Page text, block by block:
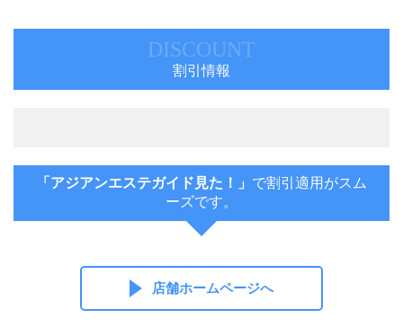
DISCOUNT
割引情報
「アジアンエステガイド見た！」 で割引適用がスム
ーズです。
店舗ホームページへ